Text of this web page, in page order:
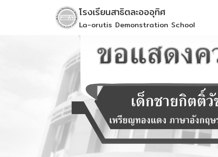
โรงเรียนสาธิตละอออุทิศ
La-orutis Demonstration School